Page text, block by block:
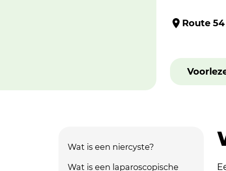
Route 54
Wat is een niercyste?
Wat is een laparoscopische